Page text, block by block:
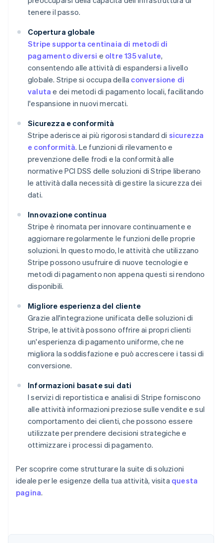
tenere il passo.
Copertura globale
Stripe supporta centinaia di metodi di
pagamento diversi e oltre 135 valute,
consentendo alle attività di espandersi a livello
globale. Stripe si occupa della conversione di
valuta e dei metodi di pagamento locali, facilitando
l'espansione in nuovi mercati.
Sicurezza e conformità
Stripe aderisce ai più rigorosi standard di sicurezza
e conformità. Le funzioni di rilevamento e
prevenzione delle frodi e la conformità alle
normative PCI DSS delle soluzioni di Stripe liberano
le attività dalla necessità di gestire la sicurezza dei
dati.
Innovazione continua
Stripe è rinomata per innovare continuamente e
aggiornare regolarmente le funzioni delle proprie
soluzioni. In questo modo, le attività che utilizzano
Stripe possono usufruire di nuove tecnologie e
metodi di pagamento non appena questi si rendono
disponibili.
Migliore esperienza del cliente
Grazie all'integrazione unificata delle soluzioni di
Stripe, le attività possono offrire ai propri clienti
un'esperienza di pagamento uniforme, che ne
migliora la soddisfazione e può accrescere i tassi di
conversione.
Informazioni basate sui dati
I servizi di reportistica e analisi di Stripe forniscono
alle attività informazioni preziose sulle vendite e sul
comportamento dei clienti, che possono essere
utilizzate per prendere decisioni strategiche e
ottimizzare i processi di pagamento.
Per scoprire come strutturare la suite di soluzioni
ideale per le esigenze della tua attività, visita questa
pagina.
Austria